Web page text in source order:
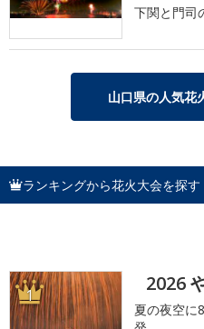
下関と門司
山口県の人気花
ランキングから花火大会を探す
1 2026
夏の夜空に